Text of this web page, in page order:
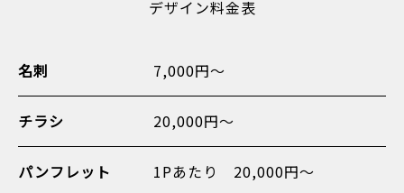
デザイン料金表
名刺 7,000円〜
チラシ 20,000円〜
パンフレット 1Pあたり 20,000円〜